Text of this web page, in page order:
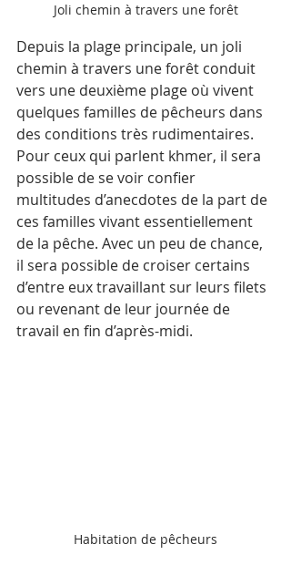
Joli chemin à travers une forêt
Depuis la plage principale, un joli
chemin à travers une forêt conduit
vers une deuxième plage où vivent
quelques familles de pêcheurs dans
des conditions très rudimentaires.
Pour ceux qui parlent khmer, il sera
possible de se voir confier
multitudes d’anecdotes de la part de
ces familles vivant essentiellement
de la pêche. Avec un peu de chance,
il sera possible de croiser certains
d’entre eux travaillant sur leurs filets
ou revenant de leur journée de
travail en fin d’après-midi.
Habitation de pêcheurs